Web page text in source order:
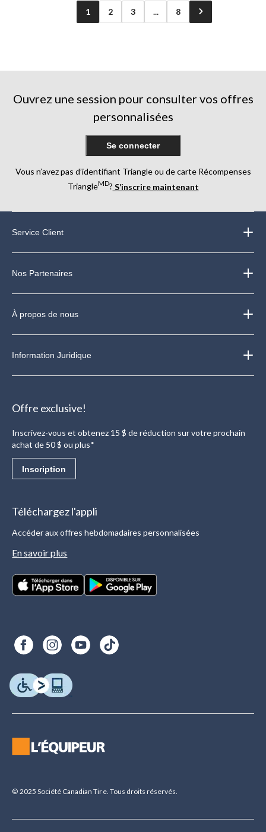
1 2 3 ... 8
Ouvrez une session pour consulter vos offres
personnalisées
Se connecter
Vous n’avez pas d’identifiant Triangle ou de carte Récompenses
TriangleMD? S’inscrire maintenant
Service Client
Nos Partenaires
À propos de nous
Information Juridique
Offre exclusive!
Inscrivez-vous et obtenez 15 $ de réduction sur votre prochain
achat de 50 $ ou plus*
Inscription
Téléchargez l'appli
Accéder aux offres hebdomadaires personnalisées
En savoir plus
© 2025 Société Canadian Tire. Tous droits réservés.